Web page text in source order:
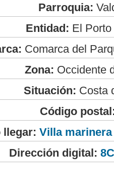
Parroquia:
Entidad: El
Comarca del
Zona: Occidente
Situación: Costa
Código
llegar: Villa
Dirección digital: